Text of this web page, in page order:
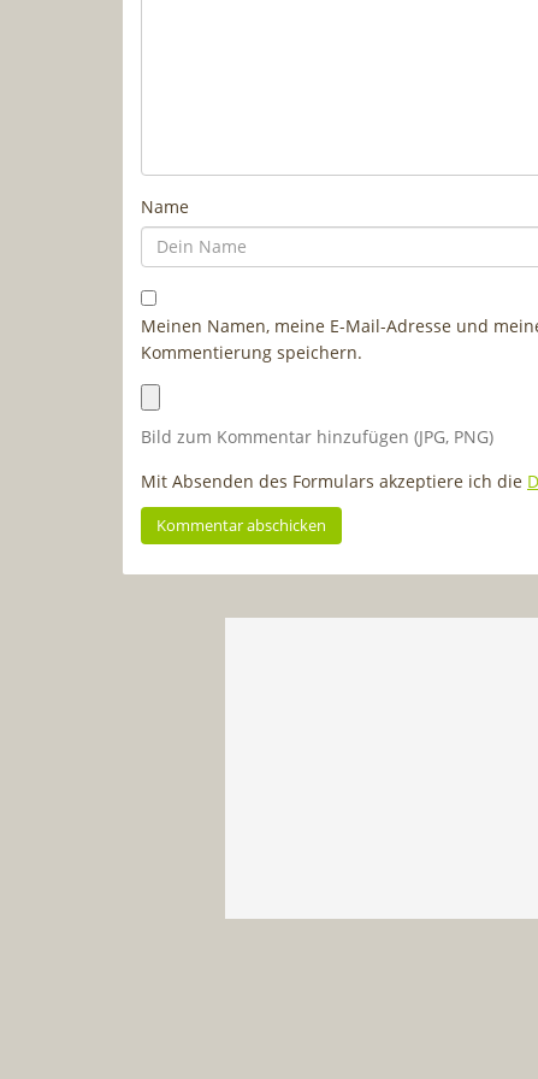
Name
Meinen Namen, meine E-Mail-Adresse und
Kommentierung speichern.
Bild zum Kommentar hinzufügen (JPG, PNG)
Mit Absenden des Formulars akzeptiere ich die